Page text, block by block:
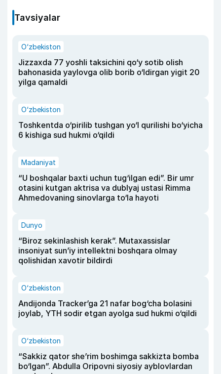
Tavsiyalar
O‘zbekiston
Jizzaxda 77 yoshli taksichini qo‘y sotib olish
bahonasida yaylovga olib borib o‘ldirgan yigit 20
yilga qamaldi
O‘zbekiston
Toshkentda o‘pirilib tushgan yo‘l qurilishi bo‘yicha
6 kishiga sud hukmi o‘qildi
Madaniyat
“U boshqalar baxti uchun tug‘ilgan edi”. Bir umr
otasini kutgan aktrisa va dublyaj ustasi Rimma
Ahmedovaning sinovlarga to‘la hayoti
Dunyo
“Biroz sekinlashish kerak”. Mutaxassislar
insoniyat sun’iy intellektni boshqara olmay
qolishidan xavotir bildirdi
O‘zbekiston
Andijonda Tracker’ga 21 nafar bog‘cha bolasini
joylab, YTH sodir etgan ayolga sud hukmi o‘qildi
O‘zbekiston
“Sakkiz qator she’rim boshimga sakkizta bomba
bo‘lgan”. Abdulla Oripovni siyosiy ayblovlardan